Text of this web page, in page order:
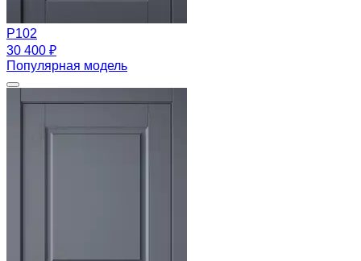
Р102
30 400 ₽
Популярная модель